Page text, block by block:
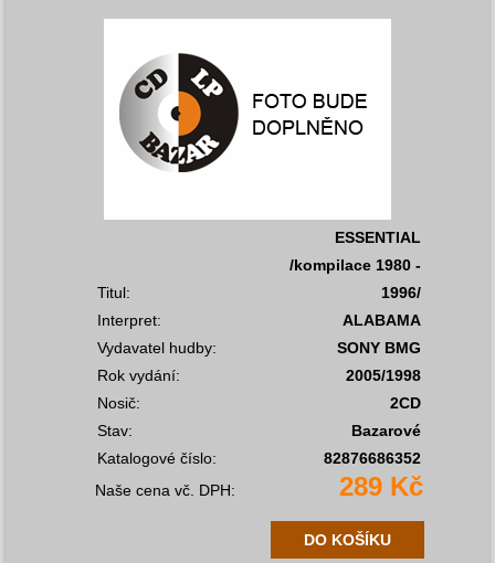
Titul:
ESSENTIAL
/kompilace 1980 -
1996/
Interpret:
ALABAMA
Vydavatel hudby:
SONY BMG
Rok vydání:
2005/1998
Nosič:
2CD
Stav:
Bazarové
Katalogové číslo:
82876686352
Naše cena vč. DPH:
289 Kč
DO KOŠÍKU